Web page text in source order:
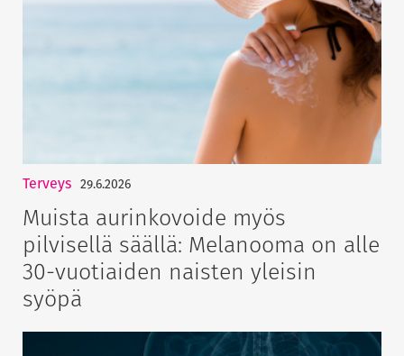
Terveys 29.6.2026
Muista aurinkovoide myös
pilvisellä säällä: Melanooma on alle
30-vuotiaiden naisten yleisin
syöpä